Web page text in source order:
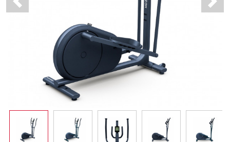
Previous Next